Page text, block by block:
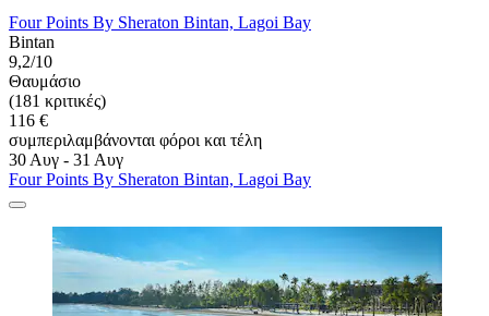
Four Points By Sheraton Bintan, Lagoi Bay
Bintan
9,2/10
Θαυμάσιο
(181 κριτικές)
116 €
συμπεριλαμβάνονται φόροι και τέλη
30 Αυγ - 31 Αυγ
Four Points By Sheraton Bintan, Lagoi Bay